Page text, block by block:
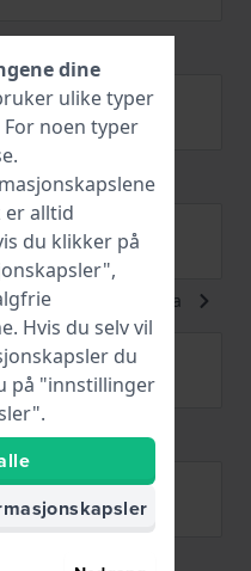
Seiko
Swarovski
Swiss Military Hanowa
dine
ulike typer
For noen typer
er alltid
du klikker på
Hvis du selv vil
du
på "innstillinger